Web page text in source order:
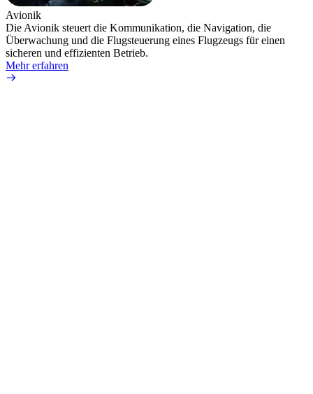
Avionik
Die Avionik steuert die Kommunikation, die Navigation, die
Überwachung und die Flugsteuerung eines Flugzeugs für einen
sicheren und effizienten Betrieb.
Mehr erfahren